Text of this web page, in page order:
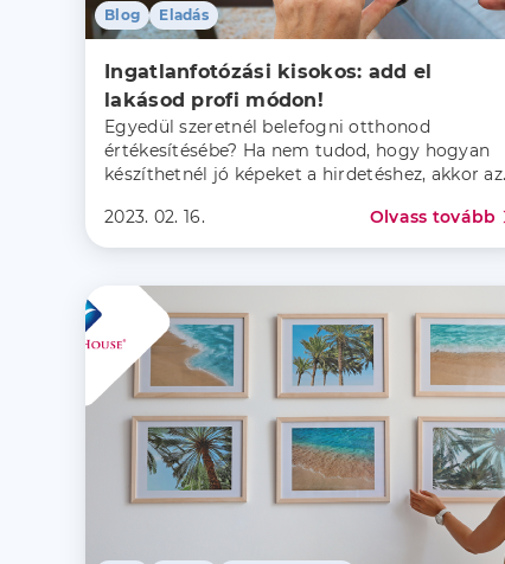
Blog Eladás
Ingatlanfotózási kisokos: add el
lakásod profi módon!
Egyedül szeretnél belefogni otthonod
értékesítésébe? Ha nem tudod, hogy hogyan
készíthetnél jó képeket a hirdetéshez, akkor az
2023. 02. 16.
Olvass tovább